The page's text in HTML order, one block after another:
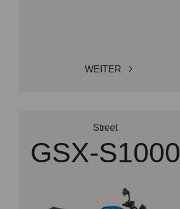
WEITER
Street
GSX-S1000